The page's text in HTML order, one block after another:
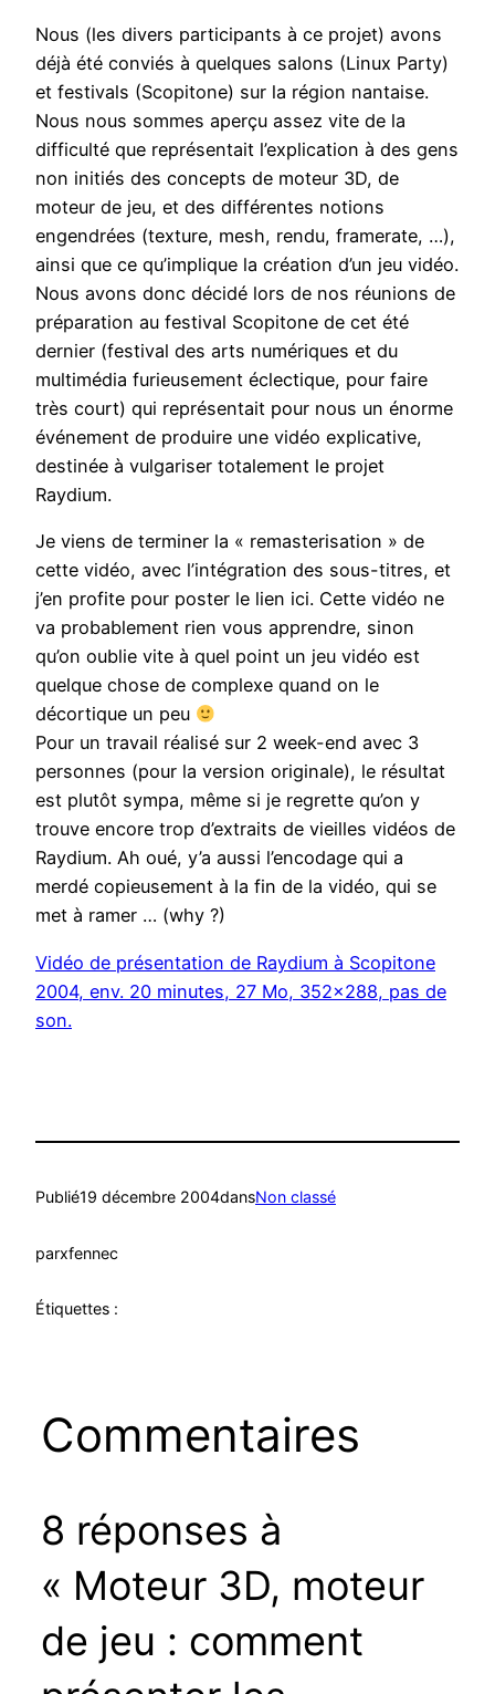
Nous (les divers participants à ce projet) avons
déjà été conviés à quelques salons (Linux Party)
et festivals (Scopitone) sur la région nantaise.
Nous nous sommes aperçu assez vite de la
difficulté que représentait l’explication à des gens
non initiés des concepts de moteur 3D, de
moteur de jeu, et des différentes notions
engendrées (texture, mesh, rendu, framerate, …),
ainsi que ce qu’implique la création d’un jeu vidéo.
Nous avons donc décidé lors de nos réunions de
préparation au festival Scopitone de cet été
dernier (festival des arts numériques et du
multimédia furieusement éclectique, pour faire
très court) qui représentait pour nous un énorme
événement de produire une vidéo explicative,
destinée à vulgariser totalement le projet
Raydium.
Je viens de terminer la « remasterisation » de
cette vidéo, avec l’intégration des sous-titres, et
j’en profite pour poster le lien ici. Cette vidéo ne
va probablement rien vous apprendre, sinon
qu’on oublie vite à quel point un jeu vidéo est
quelque chose de complexe quand on le
décortique un peu
Pour un travail réalisé sur 2 week-end avec 3
personnes (pour la version originale), le résultat
est plutôt sympa, même si je regrette qu’on y
trouve encore trop d’extraits de vieilles vidéos de
Raydium. Ah oué, y’a aussi l’encodage qui a
merdé copieusement à la fin de la vidéo, qui se
met à ramer … (why ?)
Vidéo de présentation de Raydium à Scopitone
2004, env. 20 minutes, 27 Mo, 352×288, pas de
son.
Publié19 décembre 2004dansNon classé
parxfennec
Étiquettes :
Commentaires
8 réponses à
« Moteur 3D, moteur
de jeu : comment